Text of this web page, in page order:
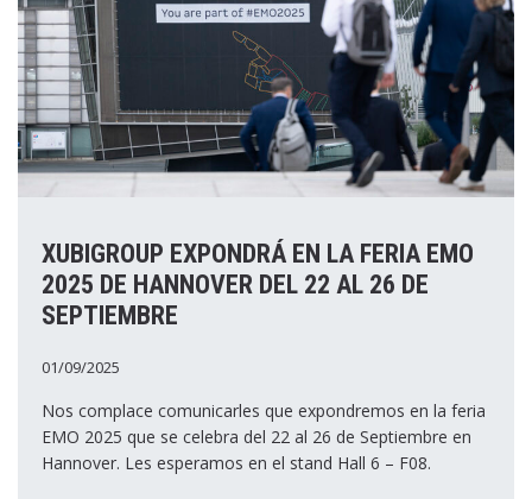
XUBIGROUP EXPONDRÁ EN LA FERIA EMO
2025 DE HANNOVER DEL 22 AL 26 DE
SEPTIEMBRE
01/09/2025
Nos complace comunicarles que expondremos en la feria
EMO 2025 que se celebra del 22 al 26 de Septiembre en
Hannover. Les esperamos en el stand Hall 6 – F08.